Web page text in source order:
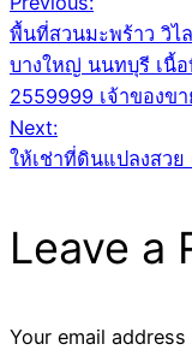
Post
พื้นที่สวนมะพร้าว วิ
บางใหญ่ นนทบุรี เนื้
2559999 เจ้าของขา
Next:
ให้เช่าที่ดินแปลงสว
Leave a
Your email